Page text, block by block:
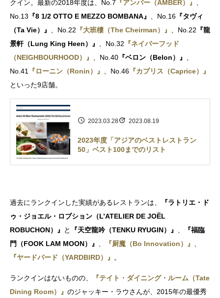
クイン。最新の2018年度は、No.7 『アンバー（AMBER）』
No.13 『8 1/2 OTTO E MEZZO BOMBANA』 、No.16 『タヴィ
（Ta Vie）』
、No.22 『大班樓（The Cheirman）』 、No.22 『龍
景軒（Lung King Heen）』
、No.32 『ネイバーフッド
（NEIGHBOURHOOD）』
、No.40 『ベロン（Belon）』
No.41
『ローニン（Ronin）』 、No.46 『カプリス（Caprice）』
といった9店舗。
2023.03.28 2023.08.19
2023年度「アジアのベストレストラン
50」ベスト100までのリスト
過去にランクインした実績があるレストランは、
『ラトリエ・ド
ゥ・ジョエル・ロブション（L’ATELIER DE JOËL
ROBUCHON）』
と 『天空龍吟（TENKU RYUGIN）』
『福臨
門（FOOK LAM MOON）』
『厨魔（Bo Innovation）』
『ヤードバード（YARDBIRD）』
。
ランクインはないものの、
『テイト・ダイニング・ルーム（Tate
Dining Room）』 のジャッキー・ラウさんが、2015年の最優秀